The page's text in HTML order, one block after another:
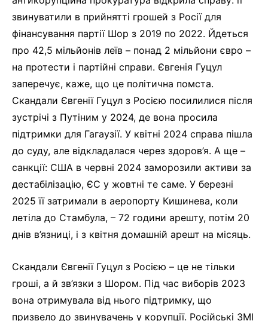
звинуватили в прийнятті грошей з Росії для
фінансування партії Шор з 2019 по 2022. Йдеться
про 42,5 мільйонів леїв – понад 2 мільйони євро –
на протести і партійні справи. Євгенія Гуцул
заперечує, каже, що це політична помста.
Скандали Євгенії Гуцул з Росією посилилися після
зустрічі з Путіним у 2024, де вона просила
підтримки для Гагаузії. У квітні 2024 справа пішла
до суду, але відкладалася через здоров’я. А ще –
санкції: США в червні 2024 заморозили активи за
дестабілізацію, ЄС у жовтні те саме. У березні
2025 її затримали в аеропорту Кишинева, коли
летіла до Стамбула, – 72 години арешту, потім 20
днів в’язниці, і з квітня домашній арешт на місяць.
Скандали Євгенії Гуцул з Росією – це не тільки
гроші, а й зв’язки з Шором. Під час виборів 2023
вона отримувала від нього підтримку, що
призвело до звинувачень у корупції. Російські ЗМІ